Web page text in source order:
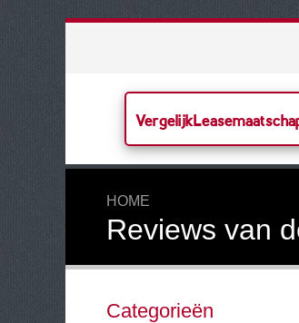
HOME
Reviews van
Categorieën